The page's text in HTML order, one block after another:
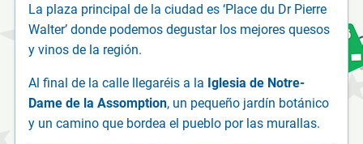
La plaza principal de la ciudad es ‘Place du Dr Pierre
Walter’ donde podemos degustar los mejores quesos
y vinos de la región.
Al final de la calle llegaréis a la Iglesia de Notre-
Dame de la Assomption, un pequeño jardín botánico
y un camino que bordea el pueblo por las murallas.